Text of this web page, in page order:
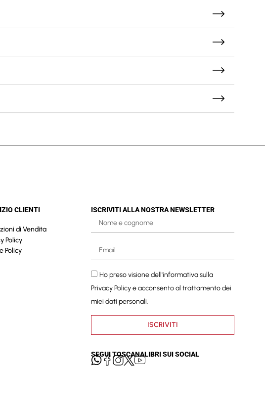
CLIENTI
di Vendita
Policy
Policy
ISCRIVITI ALLA NOSTRA NEWSLETTER
Ho preso visione dell'informativa sulla
Privacy Policye acconsento al trattamento dei
miei dati personali.
ISCRIVITI
SEGUI TOSCANALIBRI SUI SOCIAL